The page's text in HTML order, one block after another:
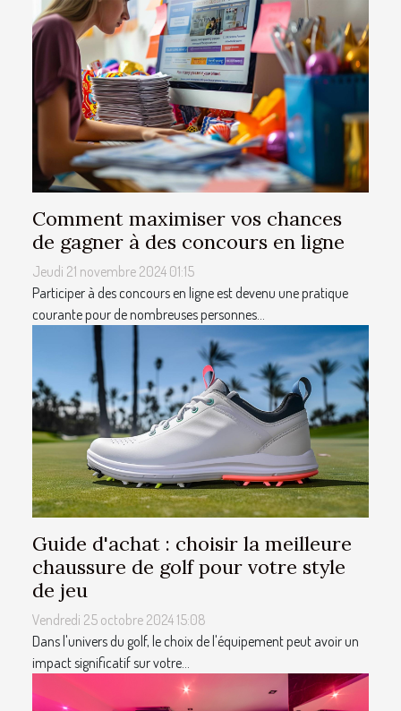
Comment maximiser vos chances
de gagner à des concours en ligne
Jeudi 21 novembre 2024 01:15
Participer à des concours en ligne est devenu une pratique
courante pour de nombreuses personnes...
Guide d'achat : choisir la meilleure
chaussure de golf pour votre style
de jeu
Vendredi 25 octobre 2024 15:08
Dans l'univers du golf, le choix de l'équipement peut avoir un
impact significatif sur votre...